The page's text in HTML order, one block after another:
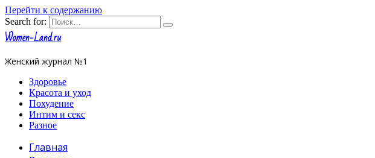
Перейти к содержанию
Search for:
Women-Land.ru
Женский журнал №1
Здоровье
Красота и уход
Похудение
Интим и секс
Разное
Главная